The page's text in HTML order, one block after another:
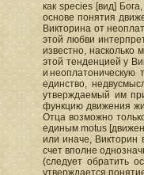
как species [вид]
основе понятия
Викторина от
этой любви
известно, насколько
этой тенденцией у
и неоплатоническую
единство,
утверждаемый им
функцию движения
Отца возможно
единым motus
или иначе, Викторин
счет вполне
(следует обратить
утверждается